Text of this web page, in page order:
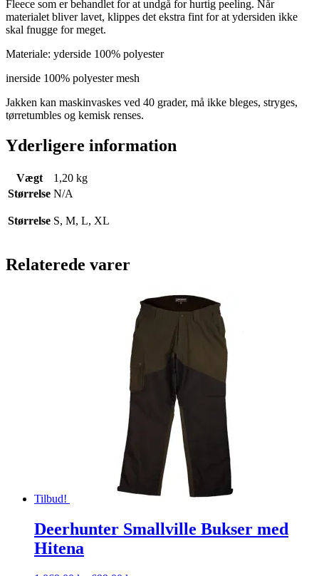
Fleece som er behandlet for at undgå for hurtig peeling. Når
materialet bliver lavet, klippes det ekstra fint for at ydersiden ikke
skal fnugge for meget.
Materiale: yderside 100% polyester
inerside 100% polyester mesh
Jakken kan maskinvaskes ved 40 grader, må ikke bleges, stryges,
tørretumbles og kemisk renses.
Yderligere information
Vægt
1,20 kg
Størrelse N/A
Størrelse S, M, L, XL
Relaterede varer
Tilbud!
Deerhunter Smallville Bukser med
Hitena